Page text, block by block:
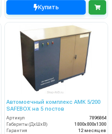
Купить
Автомоечный комплекс АМК 5/200
SAFEBOX на 5 постов
Артикул
7896864
Габариты (ДхШхВ)
1800х800х1300
Гарантия
12 месяцев